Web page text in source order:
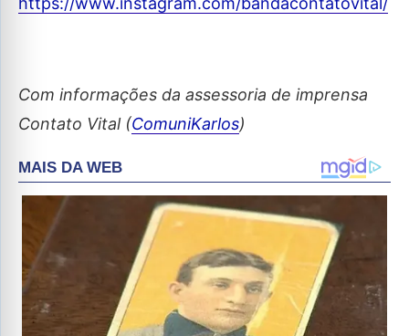
Com informações da assessoria de imprensa
Contato Vital (ComuniKarlos)